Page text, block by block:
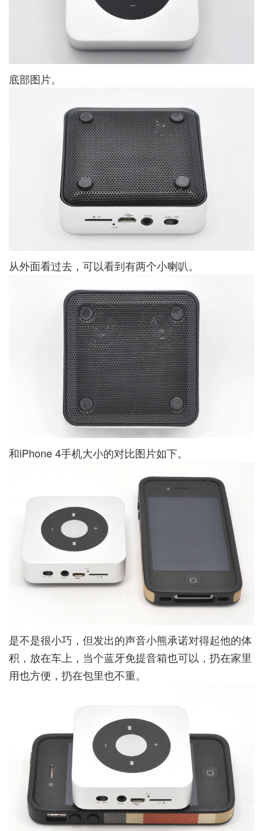
底部图片。
从外面看过去，可以看到有两个小喇叭。
和iPhone 4手机大小的对比图片如下。
是不是很小巧，但发出的声音小熊承诺对得起他的体
积，放在车上，当个蓝牙免提音箱也可以，扔在家里
用也方便，扔在包里也不重。